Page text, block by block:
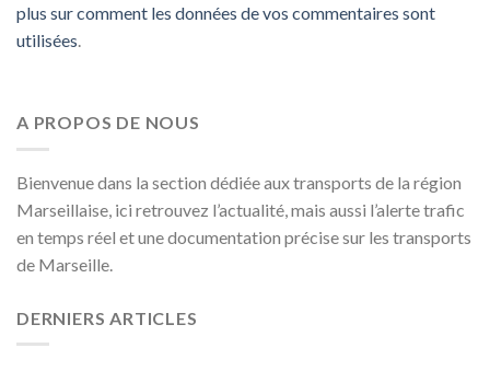
plus sur comment les données de vos commentaires sont
utilisées
A PROPOS DE NOUS
Bienvenue dans la section dédiée aux transports de la région
Marseillaise, ici retrouvez l’actualité, mais aussi l’alerte trafic
en temps réel et une documentation précise sur les transports
de Marseille.
DERNIERS ARTICLES